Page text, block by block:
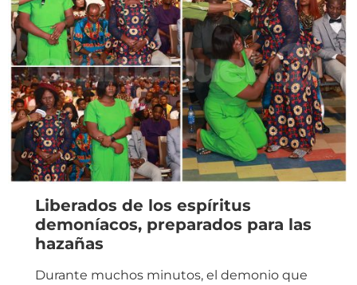
Liberados de los espíritus
demoníacos, preparados para las
hazañas
Durante muchos minutos, el demonio que